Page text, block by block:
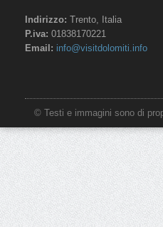
Indirizzo: Trento, Italia
P.iva: 01838170221
Email: info@visitdolomiti.info
© Testi e immagini sono di